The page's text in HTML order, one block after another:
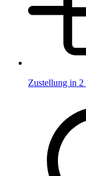
Zustellung in 2